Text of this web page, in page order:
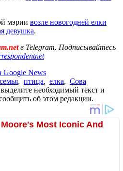
мэрии возле новогодней елки
девушка.
в Telegram. Подписывайтесь
Google News
семья, птица, елка, Сова
необходимый текст и
об этом редакции.